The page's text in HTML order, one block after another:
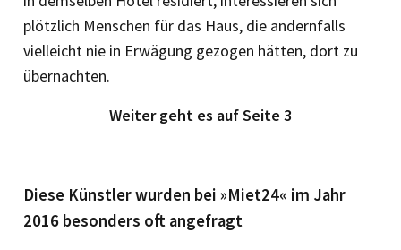
plötzlich Menschen für das Haus, die andernfalls
vielleicht nie in ­Erwägung gezogen hätten, dort zu
übernachten.
Weiter geht es auf Seite 3
Diese Künstler wurden bei »Miet24« im Jahr
2016 besonders oft angefragt